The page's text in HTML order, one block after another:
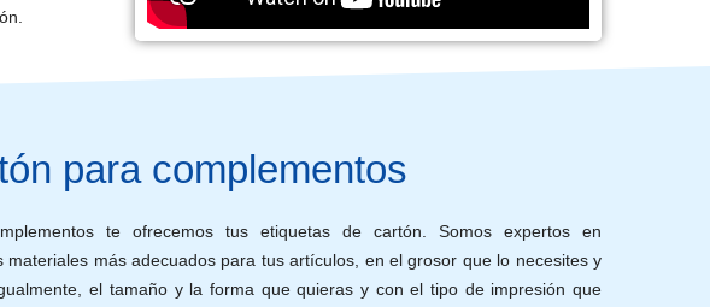
para complementos
te ofrecemos tus etiquetas de cartón. Somos expertos en
más adecuados para tus artículos, en el grosor que lo necesites y
el tamaño y la forma que quieras y con el tipo de impresión que